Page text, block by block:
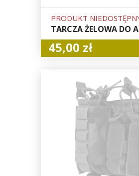
PRODUKT
TARCZA ŻELOWA DO
45,00 zł